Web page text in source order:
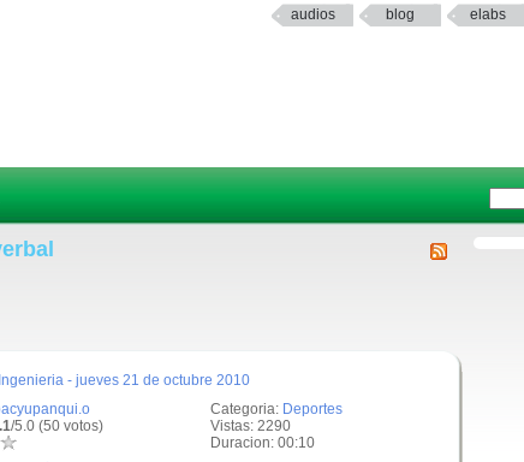
audios blog elabs
- jueves 21 de octubre 2010
Categoria: Deportes
Vistas: 2290
Duracion: 00:10
/5.0 (50 votos)